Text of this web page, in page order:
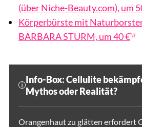
(über Niche-Beauty.com), um
Körperbürste mit
BARBARA STURM, um 40 €
Info-Box: Cellulite
Mythos oder Realität?
Orangenhaut zu glätten erfordert